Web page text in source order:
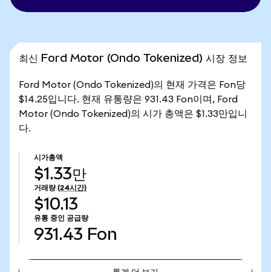
최신 Ford Motor (Ondo Tokenized) 시장 정보
Ford Motor (Ondo Tokenized)의 현재 가격은 Fon당
$14.25입니다. 현재 유통량은 931.43 Fon이며, Ford
Motor (Ondo Tokenized)의 시가 총액은 $1.33만입니
다.
시가총액
$1.33만
거래량 (24시간)
$10.13
유통 중인 공급량
931.43 Fon